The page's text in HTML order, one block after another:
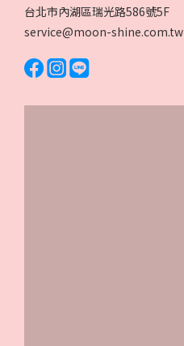
台北市內湖區瑞光路586號5F
service@moon-shine.com.tw